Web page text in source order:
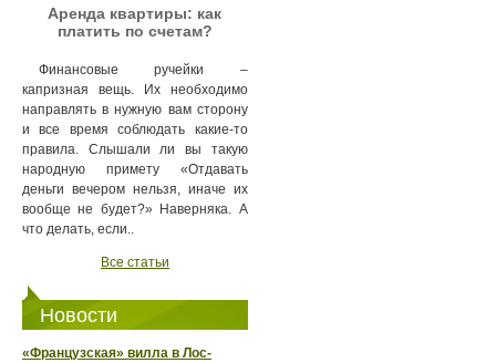
Аренда квартиры: как
платить по счетам?
Финансовые ручейки –
капризная вещь. Их необходимо
направлять в нужную вам сторону
и все время соблюдать какие-то
правила. Слышали ли вы такую
народную примету «Отдавать
деньги вечером нельзя, иначе их
вообще не будет?» Наверняка. А
что делать, если..
Все статьи
Новости
«Французская» вилла в Лос-